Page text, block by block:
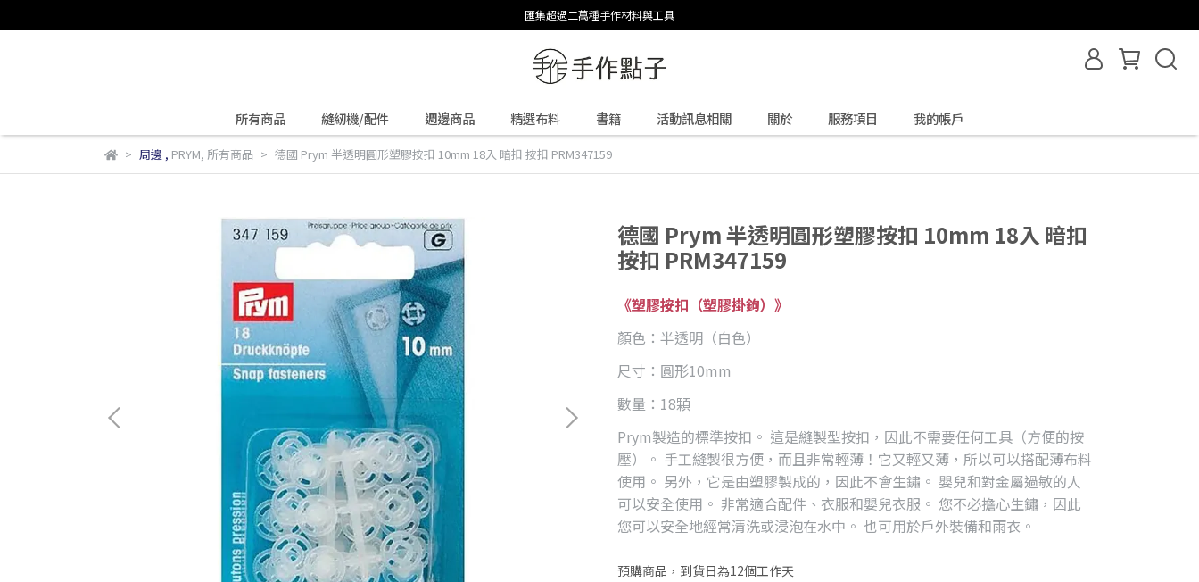
匯集超過二萬種手作材料與工具
所有商品 縫紉機/配件 週邊商品 精選布料 書籍 活動訊息相關 關於 服務項目 我的帳戶
周邊 , PRYM, 所有商品 德國 Prym 半透明圓形塑膠按扣 10mm 18入 暗扣 按扣 PRM347159
德國 Prym 半透明圓形塑膠按扣 10mm 18入 暗扣
按扣 PRM347159
《塑膠按扣（塑膠掛鉤）》
顏色：半透明（白色）
尺寸：圓形10mm
數量：18顆
Prym製造的標準按扣。 這是縫製型按扣，因此不需要任何工具（方便的按
壓）。 手工縫製很方便，而且非常輕薄！它又輕又薄，所以可以搭配薄布料
使用。 另外，它是由塑膠製成的，因此不會生鏽。 嬰兒和對金屬過敏的人
可以安全使用。 非常適合配件、衣服和嬰兒衣服。 您不必擔心生鏽，因此
您可以安全地經常清洗或浸泡在水中。 也可用於戶外裝備和雨衣。
預購商品，到貨日為12個工作天